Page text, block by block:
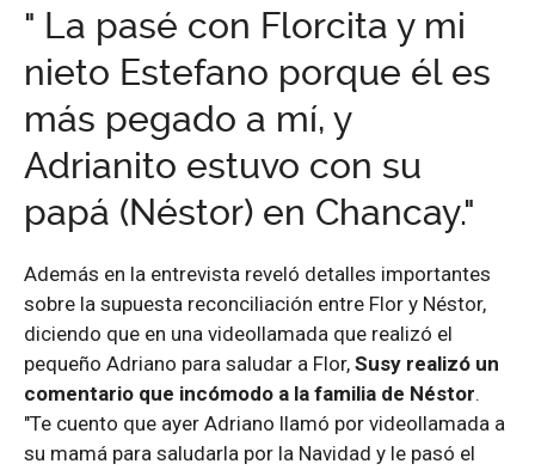
" La pasé con Florcita y mi
nieto Estefano porque él es
más pegado a mí, y
Adrianito estuvo con su
papá (Néstor) en Chancay."
Además en la entrevista reveló detalles importantes
sobre la supuesta reconciliación entre Flor y Néstor,
diciendo que en una videollamada que realizó el
pequeño Adriano para saludar a Flor, Susy realizó un
comentario que incómodo a la familia de Néstor.
"Te cuento que ayer Adriano llamó por videollamada a
su mamá para saludarla por la Navidad y le pasó el